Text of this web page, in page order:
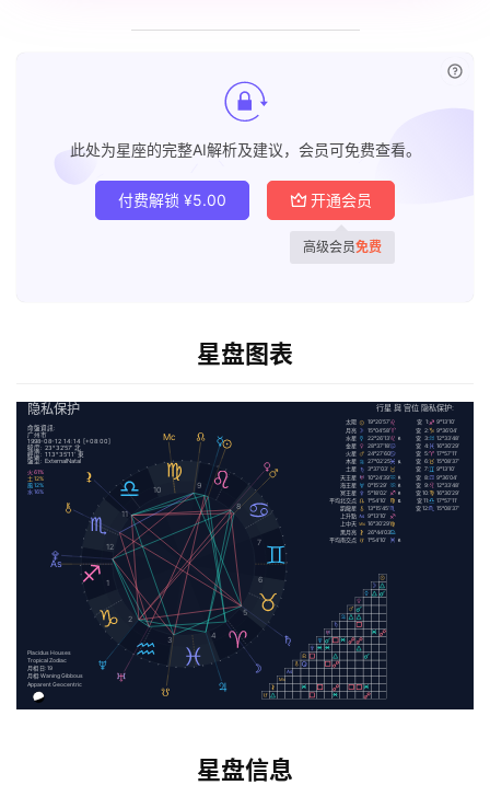
此处为星座的完整AI解析及建议，会员可免费查看。
付费解锁 ¥5.00 开通会员
高级会员免费
星盘图表
隐私保护
命盤資訊:
广州市
1998-08-12 14:14 [+08:00]
緯度: 23°32’57’ 北
經度: 113°35’11’ 東
盤型: ExternalNatal
Placidus Houses
Tropical Zodiac
月相 日: 19
月相: Waning Gibbous
Apparent Geocentric
1
2
3 4
5
6
7
8
9
10
11
12
火 61%
土 12%
風 12%
水 16%
行星 與 宫位 隐私保护:
太陽 19°20’57’
月亮 15°04’58’
水星 22°26’13’
金星 28°37’18’
火星 24°27’60’
木星 27°02’25’
土星 3°37’03’
天王星 10°24’39’
海王星 0°15’29’
冥王星 5°18’02’
平均北交点 1°54’10’
凱龍星 13°15’45’
上升點 9°13’10’
上中天 16°30’29’
黑月亮 26°44’03’
平均南交点 1°54’10’
宮 1: 9°13’10’
宮 2: 9°36’04’
宮 3: 12°33’48’
宮 4: 16°30’29’
宮 5: 17°57’11’
宮 6: 15°08’37’
宮 7: 9°13’10’
宮 8: 9°36’04’
宮 9: 12°33’48’
宮 10: 16°30’29’
宮 11: 17°57’11’
宮 12: 15°08’37’
As
Mc
Ds
星盘信息